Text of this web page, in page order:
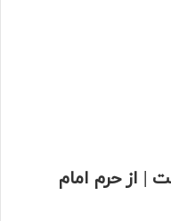
| از حرم امام